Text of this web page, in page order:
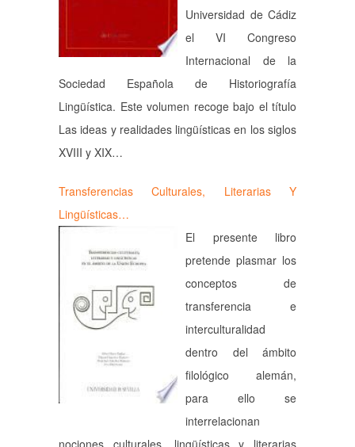
Universidad de Cádiz
el VI Congreso
Internacional de la
Sociedad Española de Historiografía
Lingüística. Este volumen recoge bajo el título
Las ideas y realidades lingüísticas en los siglos
XVIII y XIX…
Transferencias Culturales, Literarias Y
Lingüísticas…
El presente libro
pretende plasmar los
conceptos de
transferencia e
interculturalidad
dentro del ámbito
filológico alemán,
para ello se
interrelacionan
nociones culturales, lingüísticas y literarias